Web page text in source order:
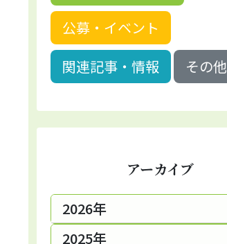
公募・イベント
関連記事・情報
その他
アーカイブ
2026年
2025年